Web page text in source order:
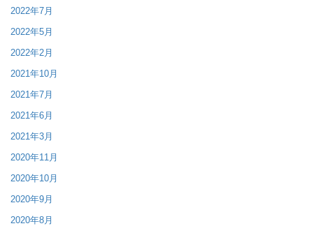
2022年7月
2022年5月
2022年2月
2021年10月
2021年7月
2021年6月
2021年3月
2020年11月
2020年10月
2020年9月
2020年8月